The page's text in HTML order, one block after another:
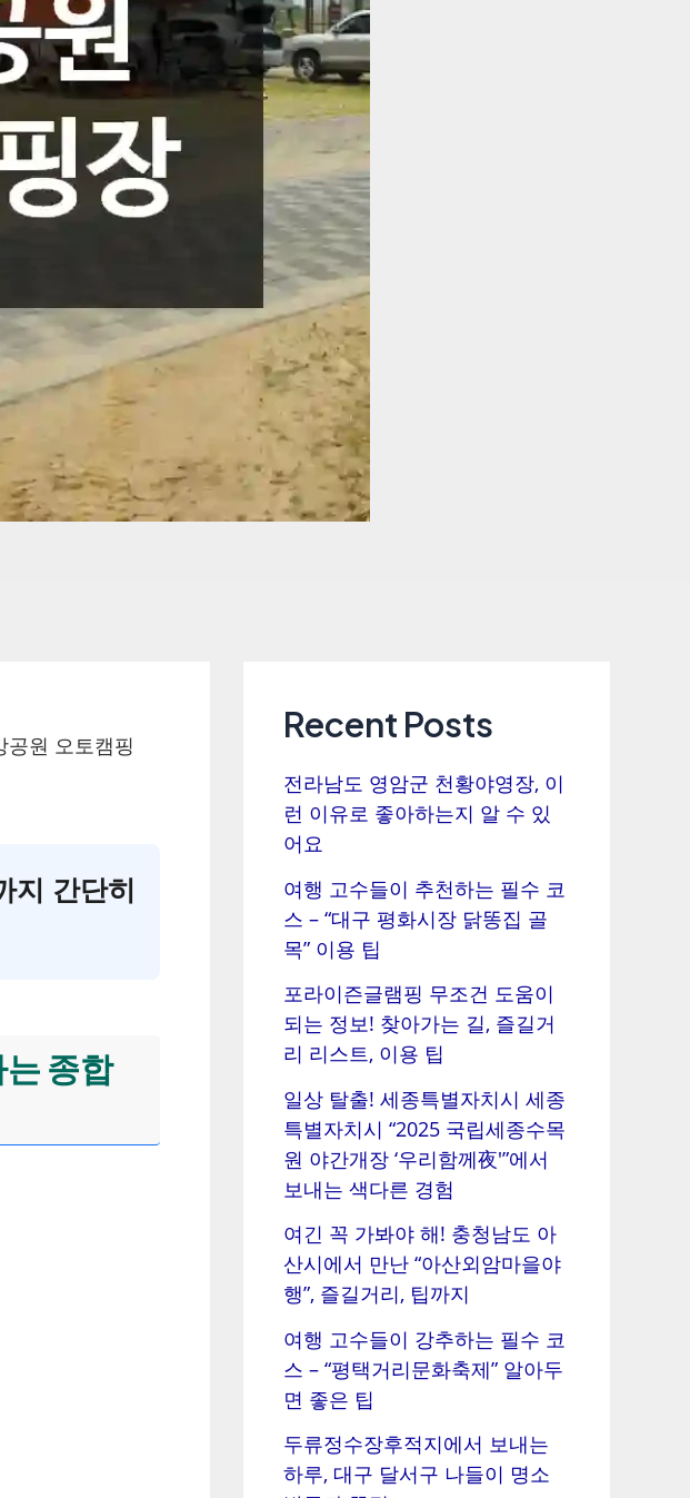
공원 오토캠핑
지 간단히
종합
Recent Posts
전라남도 영암군 천황야영장, 이
런 이유로 좋아하는지 알 수 있
어요
여행 고수들이 추천하는 필수 코
스 – “대구 평화시장 닭똥집 골
목” 이용 팁
포라이즌글램핑 무조건 도움이
되는 정보! 찾아가는 길, 즐길거
리 리스트, 이용 팁
일상 탈출! 세종특별자치시 세종
특별자치시 “2025 국립세종수목
원 야간개장 ‘우리함께夜'”에서
보내는 색다른 경험
여긴 꼭 가봐야 해! 충청남도 아
산시에서 만난 “아산외암마을야
행”, 즐길거리, 팁까지
여행 고수들이 강추하는 필수 코
스 – “평택거리문화축제” 알아두
면 좋은 팁
두류정수장후적지에서 보내는
하루, 대구 달서구 나들이 명소